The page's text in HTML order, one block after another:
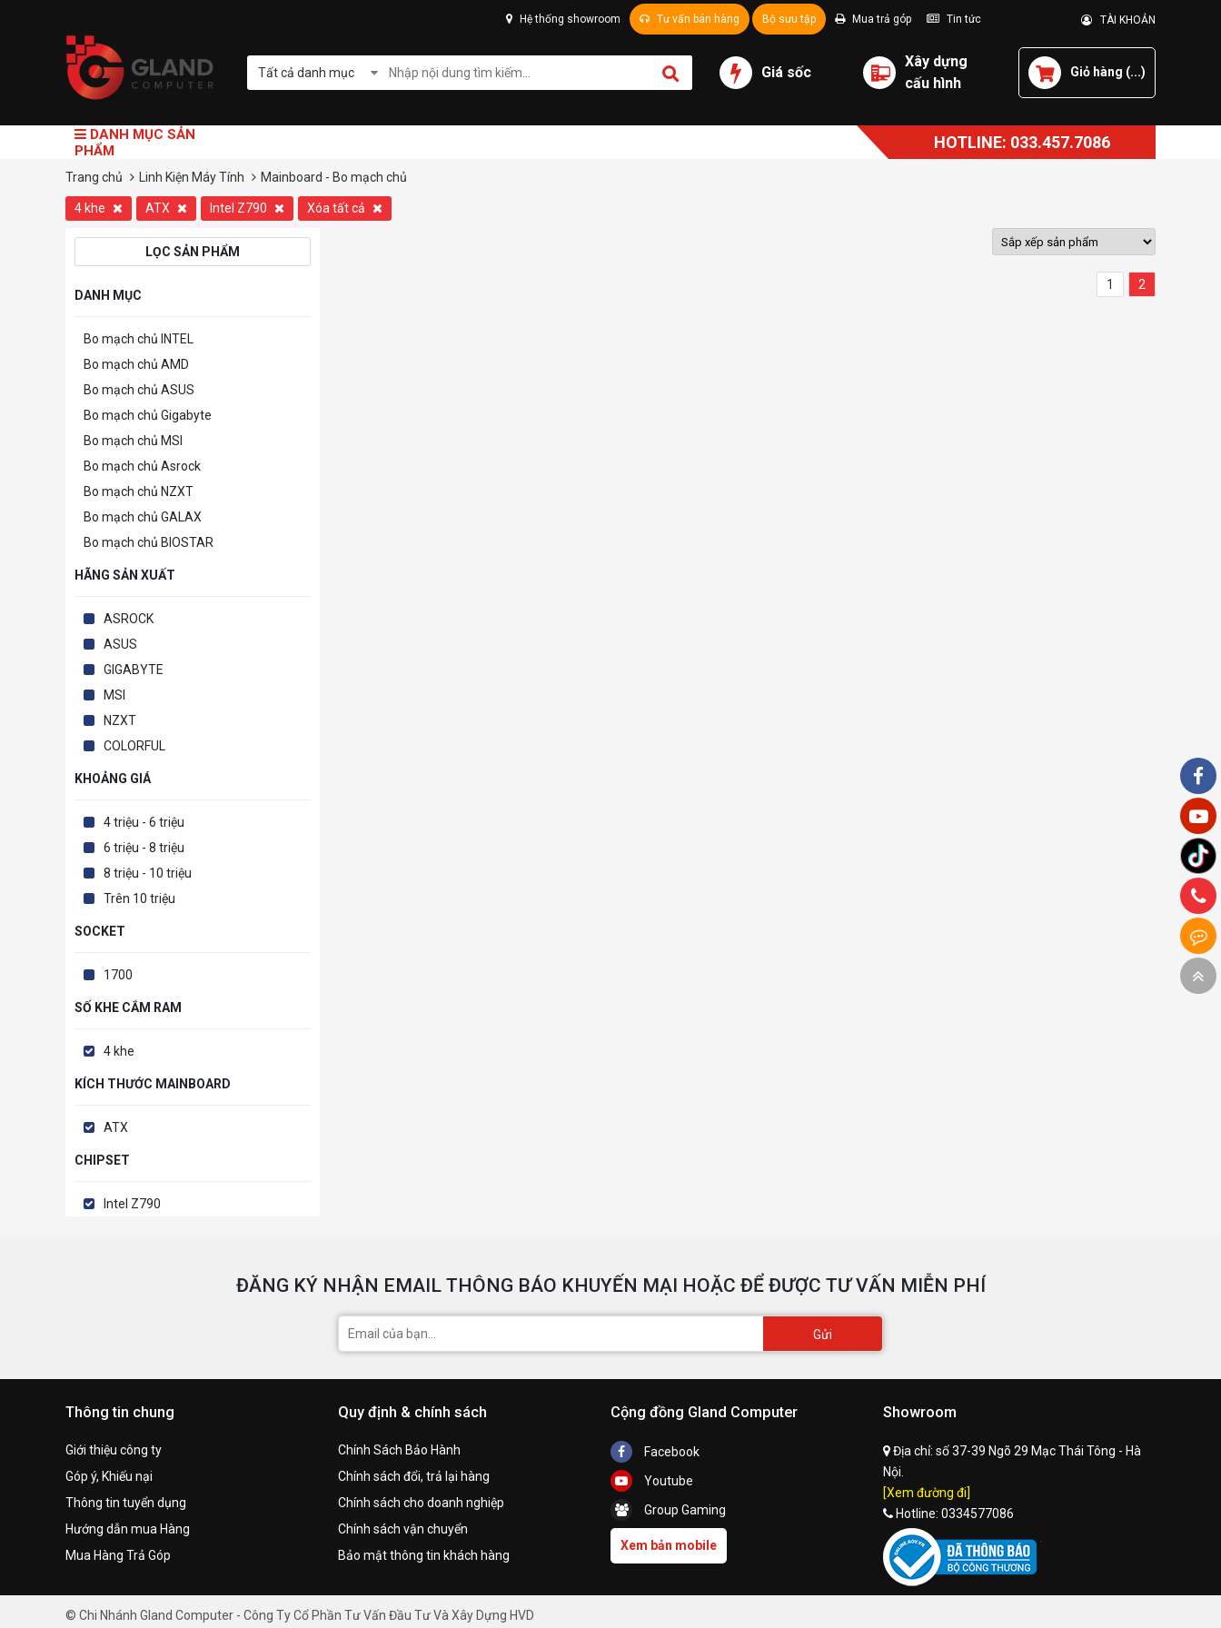
Hệ thống showroom Tư vấn bán hàng Bộ sưu tập Mua trả góp Tin tức TÀI KHOẢN
Tất cả danh mục Giá sốc
Xây dựng
cấu hình
Giỏ hàng (...)
DANH MỤC SẢN
PHẨM
HOTLINE: 033.457.7086
Trang chủ Linh Kiện Máy Tính Mainboard - Bo mạch chủ
4 khe ATX Intel Z790 Xóa tất cả
LỌC SẢN PHẨM
DANH MỤC
Bo mạch chủ INTEL
Bo mạch chủ AMD
Bo mạch chủ ASUS
Bo mạch chủ Gigabyte
Bo mạch chủ MSI
Bo mạch chủ Asrock
Bo mạch chủ NZXT
Bo mạch chủ GALAX
Bo mạch chủ BIOSTAR
HÃNG SẢN XUẤT
ASROCK
ASUS
GIGABYTE
MSI
NZXT
COLORFUL
KHOẢNG GIÁ
4 triệu - 6 triệu
6 triệu - 8 triệu
8 triệu - 10 triệu
Trên 10 triệu
SOCKET
1700
SỐ KHE CẮM RAM
4 khe
KÍCH THƯỚC MAINBOARD
ATX
CHIPSET
Intel Z790
1 2
ĐĂNG KÝ NHẬN EMAIL THÔNG BÁO KHUYẾN MẠI HOẶC ĐỂ ĐƯỢC TƯ VẤN MIỄN PHÍ
Gửi
Thông tin chung
Giới thiệu công ty
Góp ý, Khiếu nại
Thông tin tuyển dụng
Hướng dẫn mua Hàng
Mua Hàng Trả Góp
Quy định & chính sách
Chính Sách Bảo Hành
Chính sách đổi, trả lại hàng
Chính sách cho doanh nghiệp
Chính sách vận chuyển
Bảo mật thông tin khách hàng
Cộng đồng Gland Computer
Facebook
Youtube
Group Gaming
Xem bản mobile
Showroom
Địa chỉ: số 37-39 Ngõ 29 Mạc Thái Tông - Hà
Nội.
[Xem đường đi]
Hotline: 0334577086
© Chi Nhánh Gland Computer - Công Ty Cổ Phần Tư Vấn Đầu Tư Và Xây Dựng HVD